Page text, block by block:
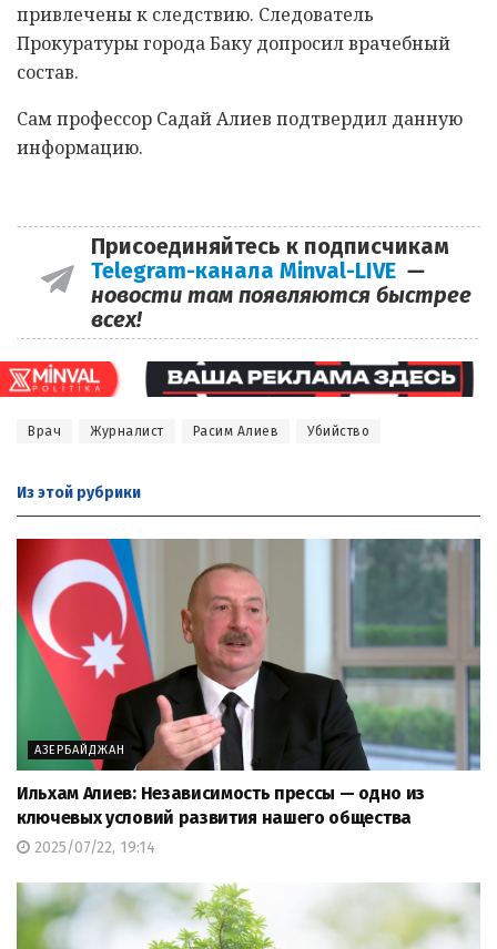
привлечены к следствию. Следователь
Прокуратуры города Баку допросил врачебный
состав.
Сам профессор Садай Алиев подтвердил данную
информацию.
Присоединяйтесь к подписчикам
Telegram-канала Minval-LIVE —
новости там появляются быстрее
всех!
Врач Журналист Расим Алиев Убийство
Из этой рубрики
АЗЕРБАЙДЖАН
Ильхам Алиев: Независимость прессы — одно из
ключевых условий развития нашего общества
2025/07/22, 19:14